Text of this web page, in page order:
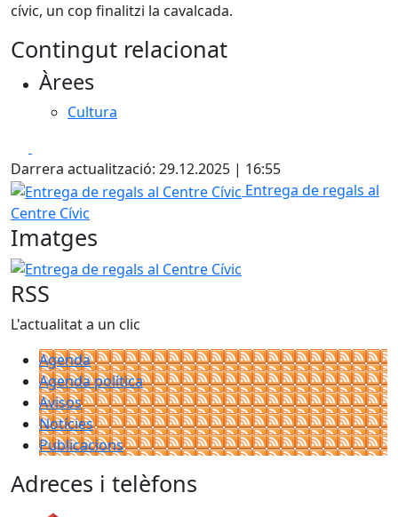
cívic, un cop finalitzi la cavalcada.
Contingut relacionat
Àrees
Cultura
Darrera actualització: 29.12.2025 | 16:55
Entrega de regals al Centre Cívic
Entrega de regals al
Centre Cívic
Imatges
Entrega de regals al Centre Cívic
RSS
L'actualitat a un clic
Agenda
Agenda política
Avisos
Notícies
Publicacions
Adreces i telèfons